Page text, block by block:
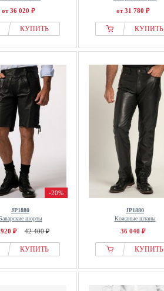
от 36 020 ₽
КУПИТЬ
от 31 780 ₽
КУПИТЬ
-20%
JP1880
шорты
₽ 42 400 ₽
КУПИТЬ
JP1880
Кожаные штаны
36 040 ₽
КУПИТЬ